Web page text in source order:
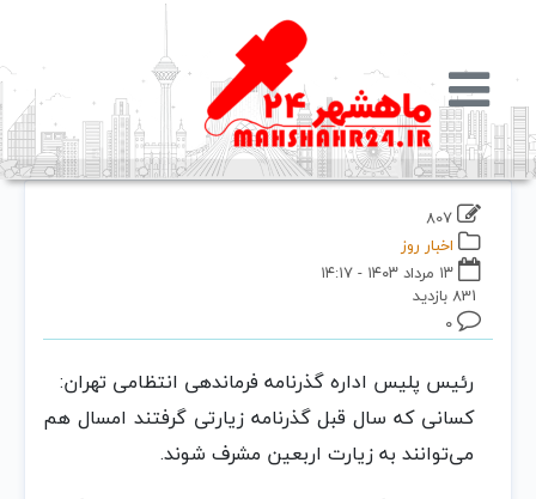
اخبار روز
831 بازدید
۰
رئیس پلیس اداره گذرنامه فرماندهی انتظامی تهران:
کسانی که سال قبل گذرنامه زیارتی گرفتند امسال هم
می‌توانند به زیارت اربعین مشرف شوند.